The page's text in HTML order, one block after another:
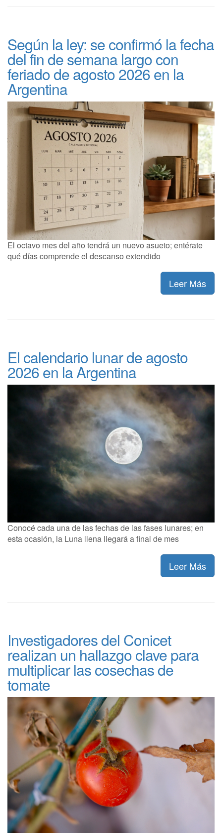
Según la ley: se confirmó la fecha
del fin de semana largo con
feriado de agosto 2026 en la
Argentina
El octavo mes del año tendrá un nuevo asueto; entérate
qué días comprende el descanso extendido
Leer Más
El calendario lunar de agosto
2026 en la Argentina
Conocé cada una de las fechas de las fases lunares; en
esta ocasión, la Luna llena llegará a final de mes
Leer Más
Investigadores del Conicet
realizan un hallazgo clave para
multiplicar las cosechas de
tomate